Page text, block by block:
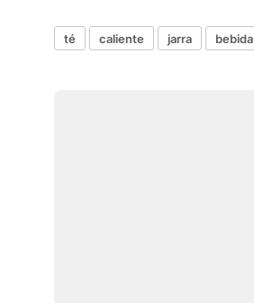
té caliente jarra bebida